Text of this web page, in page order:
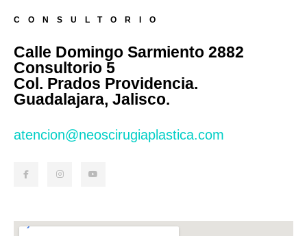
CONSULTORIO
Calle Domingo Sarmiento 2882
Consultorio 5
Col. Prados Providencia.
Guadalajara, Jalisco.
atencion@neoscirugiaplastica.com​